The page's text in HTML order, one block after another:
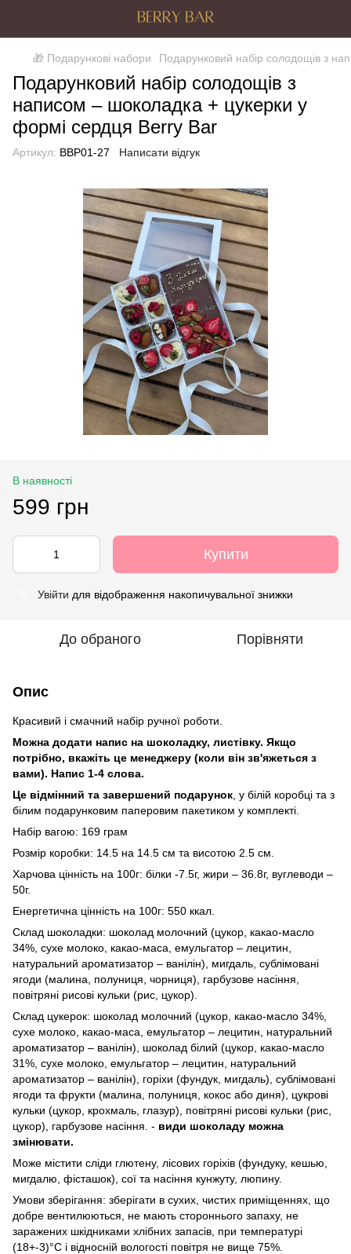
🎁 Подарункові набори Подарунковий набір солодощів з
Подарунковий набір солодощів з
написом – шоколадка + цукерки у
формі сердця Berry Bar
Артикул: BBP01-27 Написати відгук
В наявності
599 грн
Купити
Увійти для відображення накопичувальної знижки
До обраного Порівняти
Опис
Красивий і смачний набір ручної роботи.
Можна додати напис на шоколадку, листівку. Якщо
потрібно, вкажіть це менеджеру (коли він зв'яжеться з
вами). Напис 1-4 слова.
Це відмінний та завершений подарунок , у білій коробці та з
білим подарунковим паперовим пакетиком у комплекті.
Набір вагою: 169 грам
Розмір коробки: 14.5 на 14.5 см та висотою 2.5 см.
Харчова цінність на 100г: білки -7.5г, жири – 36.8г, вуглеводи –
50г.
Енергетична цінність на 100г: 550 ккал.
Склад шоколадки: шоколад молочний (цукор, какао-масло
34%, сухе молоко, какао-маса, емульгатор – лецитин,
натуральний ароматизатор – ванілін), мигдаль, сублімовані
ягоди (малина, полуниця, чорниця), гарбузове насіння,
повітряні рисові кульки (рис, цукор).
Склад цукерок: шоколад молочний (цукор, какао-масло 34%,
сухе молоко, какао-маса, емульгатор – лецитин, натуральний
ароматизатор – ванілін), шоколад білий (цукор, какао-масло
31%, сухе молоко, емульгатор – лецитин, натуральний
ароматизатор – ванілін), горіхи (фундук, мигдаль), сублімовані
ягоди та фрукти (малина, полуниця, кокос або диня), цукрові
кульки (цукор, крохмаль, глазур), повітряні рисові кульки (рис,
цукор), гарбузове насіння. - види шоколаду можна
змінювати.
Може містити сліди глютену, лісових горіхів (фундуку, кешью,
мигдалю, фісташок), сої та насіння кунжуту, люпину.
Умови зберігання: зберігати в сухих, чистих приміщеннях, що
добре вентилюються, не мають стороннього запаху, не
заражених шкідниками хлібних запасів, при температурі
(18+-3)°С і відносній вологості повітря не вище 75%.